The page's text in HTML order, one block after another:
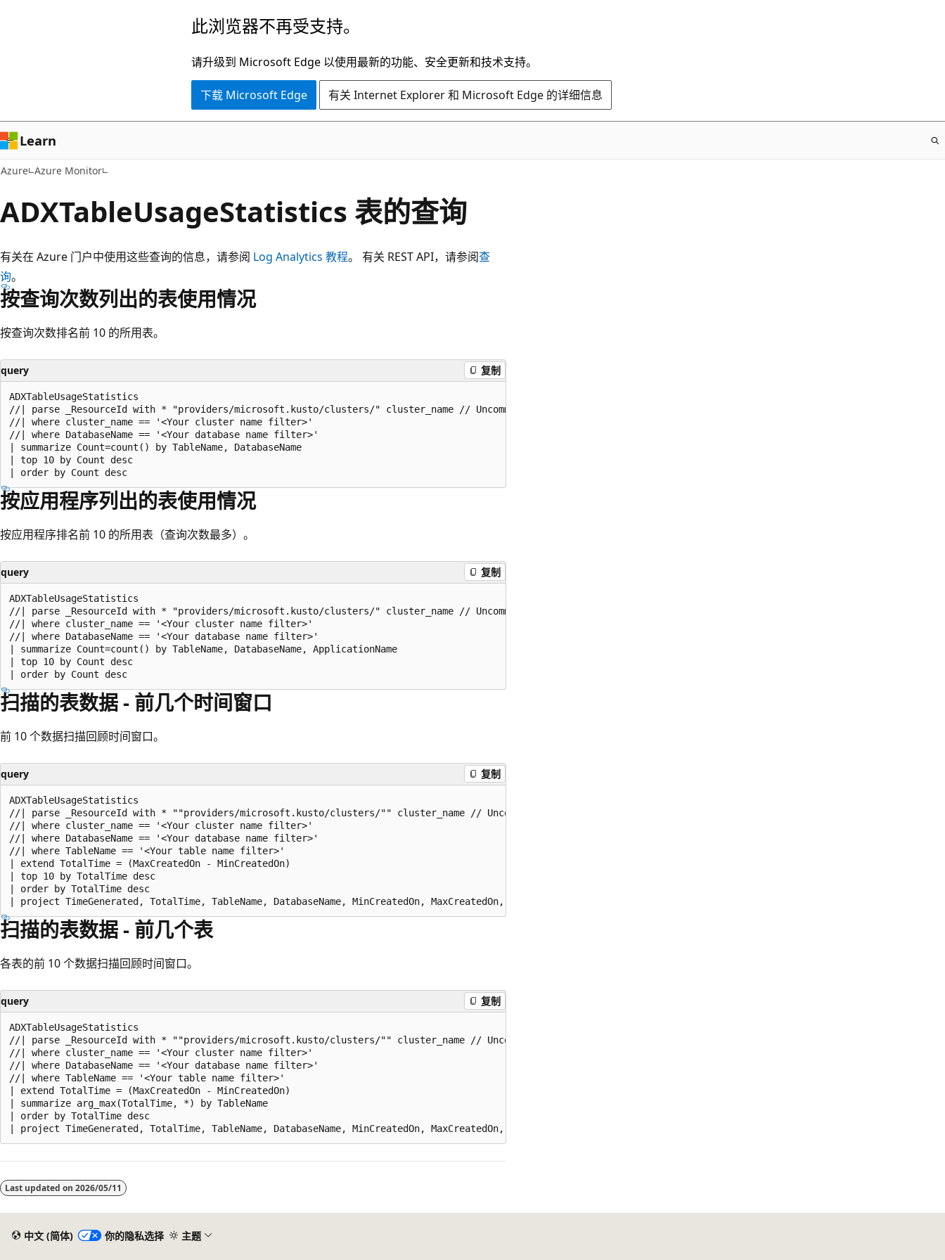
容
此浏览器不再受支持。
请升级到 Microsoft Edge 以使用最新的功能、安全更新和技术支持。
下载 Microsoft Edge 有关 Internet Explorer 和 Microsoft Edge 的详细信息
Learn
Azure Azure Monitor
ADXTableUsageStatistics 表的查询
有关在 Azure 门户中使用这些查询的信息，请参阅 Log Analytics 教程。 有关 REST API，请参阅查
询。
按查询次数列出的表使用情况
按查询次数排名前 10 的所用表。
query 复制
ADXTableUsageStatistics
//| parse _ResourceId with * "providers/microsoft.kusto/clusters/" cluster_name // Uncomment to get the cluster name from the ResourceId string
//| where cluster_name == '<Your cluster name filter>'
//| where DatabaseName == '<Your database name filter>'
| summarize Count=count() by TableName, DatabaseName
| top 10 by Count desc
按应用程序列出的表使用情况
按应用程序排名前 10 的所用表（查询次数最多）。
query 复制
ADXTableUsageStatistics
//| parse _ResourceId with * "providers/microsoft.kusto/clusters/" cluster_name // Uncomment to get the cluster name from the ResourceId string
//| where cluster_name == '<Your cluster name filter>'
//| where DatabaseName == '<Your database name filter>'
| summarize Count=count() by TableName, DatabaseName, ApplicationName
| top 10 by Count desc
扫描的表数据 - 前几个时间窗口
前 10 个数据扫描回顾时间窗口。
query 复制
ADXTableUsageStatistics
//| parse _ResourceId with * ""providers/microsoft.kusto/clusters/"" cluster_name // Uncomment to get the cluster name from the ResourceId string
//| where cluster_name == '<Your cluster name filter>'
//| where DatabaseName == '<Your database name filter>'
//| where TableName == '<Your table name filter>'
| extend TotalTime = (MaxCreatedOn - MinCreatedOn)
| top 10 by TotalTime desc
| order by TotalTime desc
扫描的表数据 - 前几个表
各表的前 10 个数据扫描回顾时间窗口。
query 复制
ADXTableUsageStatistics
//| parse _ResourceId with * ""providers/microsoft.kusto/clusters/"" cluster_name // Uncomment to get the cluster name from the ResourceId string
//| where cluster_name == '<Your cluster name filter>'
//| where DatabaseName == '<Your database name filter>'
//| where TableName == '<Your table name filter>'
| extend TotalTime = (MaxCreatedOn - MinCreatedOn)
| summarize arg_max(TotalTime, *) by TableName
| order by TotalTime desc
模
式
Last updated on 2026/05/11
中文 (简体) 你的隐私选择 主题